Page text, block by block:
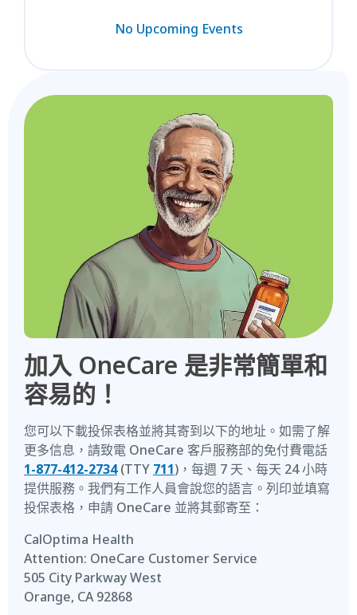
No Upcoming Events
加入 OneCare 是非常簡單和
容易的！
您可以下載投保表格並將其寄到以下的地址。如需了解
更多信息，請致電 OneCare 客戶服務部的免付費電話
1-877-412-2734(TTY 711)，每週 7 天、每天 24 小時
提供服務。我們有工作人員會說您的語言。列印並填寫
投保表格，申請 OneCare 並將其郵寄至：
CalOptima Health
Attention: OneCare Customer Service
505 City Parkway West
Orange, CA 92868